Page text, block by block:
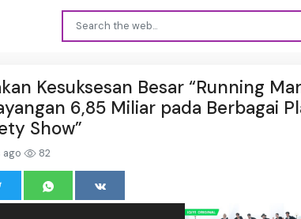
Kesuksesan Besar “Running
6,85 Miliar pada Berbagai
Show”
ago 82